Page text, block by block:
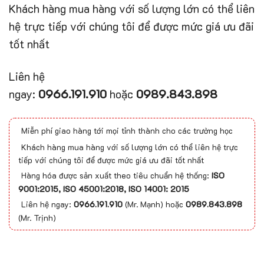
Khách hàng mua hàng với số lượng lớn có thể liên
hệ trực tiếp với chúng tôi để được mức giá ưu đãi
tốt nhất
Liên hệ
ngay: 0966.191.910 hoặc 0989.843.898
Miễn phí giao hàng tới mọi tỉnh thành cho các trường học
Khách hàng mua hàng với số lượng lớn có thể liên hệ trực
tiếp với chúng tôi để được mức giá ưu đãi tốt nhất
Hàng hóa được sản xuất theo tiêu chuẩn hệ thống: ISO
9001:2015, ISO 45001:2018, ISO 14001: 2015
Liên hệ ngay: 0966.191.910 (Mr. Mạnh) hoặc 0989.843.898
(Mr. Trịnh)